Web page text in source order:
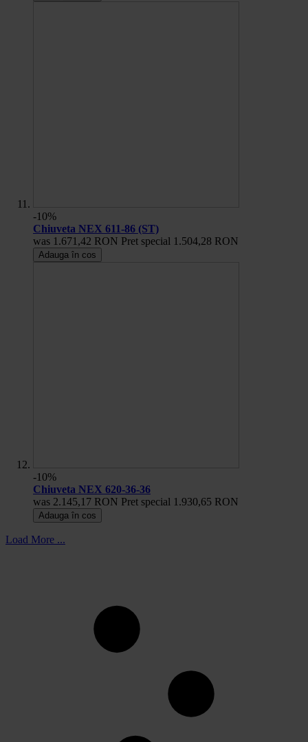
-10%
Chiuveta NEX 611-86 (ST)
was 1.671,42 RON Pret special 1.504,28 RON
Adauga în cos
-10%
Chiuveta NEX 620-36-36
was 2.145,17 RON Pret special 1.930,65 RON
Adauga în cos
Load More ...